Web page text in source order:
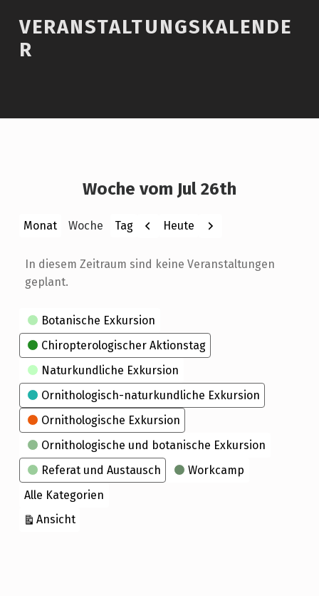
VERANSTALTUNGSKALENDE
R
Woche vom Jul 26th
Monat Woche Tag Zurück
Heute Weiter
In diesem Zeitraum sind keine Veranstaltungen
geplant.
Kategorien
Botanische Exkursion
Chiropterologischer Aktionstag
Naturkundliche Exkursion
Ornithologisch-naturkundliche Exkursion
Ornithologische Exkursion
Ornithologische und botanische Exkursion
Referat und Austausch
Workcamp
Alle Kategorien
Ansichtausdrucken